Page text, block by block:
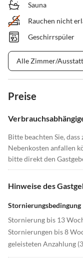
Sauna
Rauchen nicht
Geschirrspüler
Alle Zimmer/
Preise
Bitte beachten Sie,
Nebenkosten anfallen
bitte direkt den
Hinweise des
Stornierungsbedingung
Stornierung bis 13
Stornierungen bis 8
geleisteten Anzahlung